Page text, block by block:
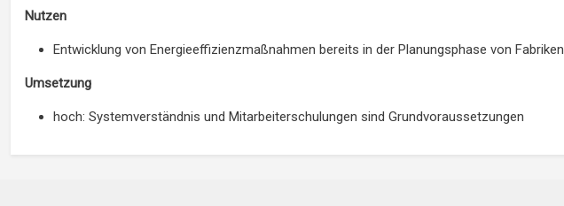
Nutzen
Entwicklung von Energieeffizienzmaßnahmen bereits in der Planungsphase von Fabriken
Umsetzung
hoch: Systemverständnis und Mitarbeiterschulungen sind Grundvoraussetzungen